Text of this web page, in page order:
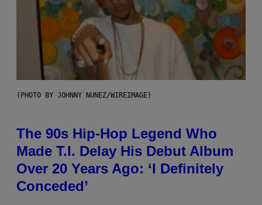
(PHOTO BY JOHNNY NUNEZ/WIREIMAGE)
The 90s Hip-Hop Legend Who
Made T.I. Delay His Debut Album
Over 20 Years Ago: ‘I Definitely
Conceded’